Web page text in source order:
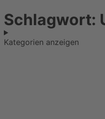
Schlagwort:
Kategorien anzeigen